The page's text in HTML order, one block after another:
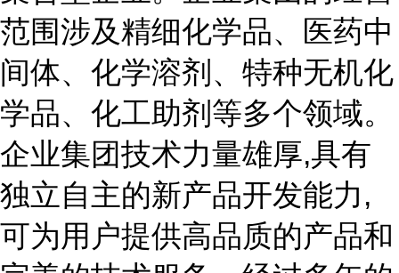
范围涉及精细化学品、医药中
间体、化学溶剂、特种无机化
学品、化工助剂等多个领域。
企业集团技术力量雄厚,具有
独立自主的新产品开发能力,
可为用户提供高品质的产品和